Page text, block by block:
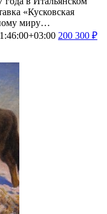
«Кусковская
миру…
200 300 ₽